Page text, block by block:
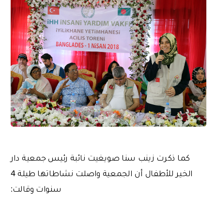
كما ذكرت زينب سنا صويغيت نائبة رئيس جمعية دار
الخير للأطفال أن الجمعية واصلت نشاطاتها طيلة 4
سنوات وقالت: